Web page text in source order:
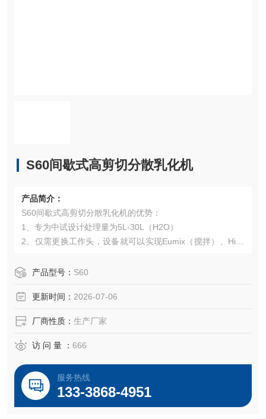
S60间歇式高剪切分散乳化机
产品简介：
S60间歇式高剪切分散乳化机的优势：
1、专为中试设计处理量为5L-30L（H2O）
2、仅需更换工作头，设备就可以实现Eumix（搅拌）、Hish
（固液分散混合）功能。
速可调并显示。
5、分散头采用快速连接方式、便于拆卸更换。
6、设备模块化设计,
产品型号： S60
更新时间： 2026-07-06
厂商性质： 生产厂家
访 问 量 ： 666
服务热线
133-3868-4951